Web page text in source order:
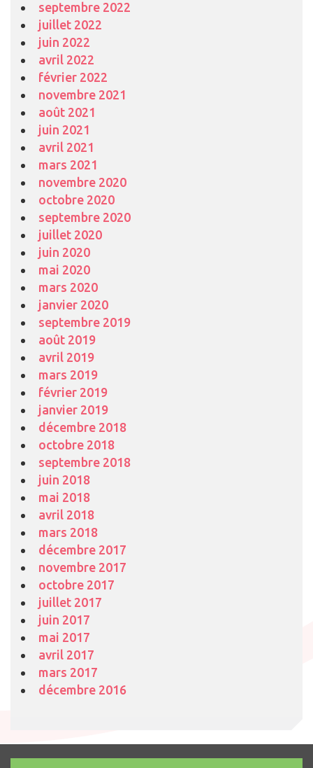
septembre 2022
juillet 2022
juin 2022
avril 2022
février 2022
novembre 2021
août 2021
juin 2021
avril 2021
mars 2021
novembre 2020
octobre 2020
septembre 2020
juillet 2020
juin 2020
mai 2020
mars 2020
janvier 2020
septembre 2019
août 2019
avril 2019
mars 2019
février 2019
janvier 2019
décembre 2018
octobre 2018
septembre 2018
juin 2018
mai 2018
avril 2018
mars 2018
décembre 2017
novembre 2017
octobre 2017
juillet 2017
juin 2017
mai 2017
avril 2017
mars 2017
décembre 2016